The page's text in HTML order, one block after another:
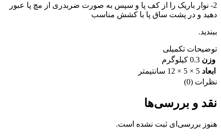
2- نوار باریک را از کف پا و سپس به صورت ضربدری از مچ پا عبور
دهید و در پشت ساق پا با کشش مناسب
ببندید.
توضیحات تکمیلی
وزن 0.3 کیلوگرم
ابعاد 5 × 5 × 12 سانتیمتر
نظرات (0)
نقد و بررسی‌ها
هنوز بررسی‌ای ثبت نشده است.